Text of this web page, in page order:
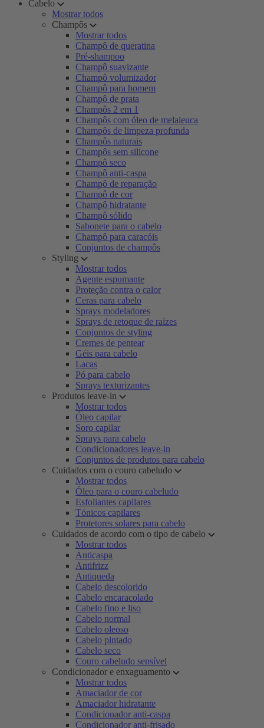
Cabelo
Mostrar todos
Champôs
Mostrar todos
Champô de queratina
Pré-shampoo
Champô suavizante
Champô volumizador
Champô para homem
Champô de prata
Champôs 2 em 1
Champôs com óleo de melaleuca
Champôs de limpeza profunda
Champôs naturais
Champôs sem silicone
Champô seco
Champô anti-caspa
Champô de reparação
Champô de cor
Champô hidratante
Champô sólido
Sabonete para o cabelo
Champô para caracóis
Conjuntos de champôs
Styling
Mostrar todos
Agente espumante
Proteção contra o calor
Ceras para cabelo
Sprays modeladores
Sprays de retoque de raízes
Conjuntos de styling
Cremes de pentear
Géis para cabelo
Lacas
Pó para cabelo
Sprays texturizantes
Produtos leave-in
Mostrar todos
Óleo capilar
Soro capilar
Sprays para cabelo
Condicionadores leave-in
Conjuntos de produtos para cabelo
Cuidados com o couro cabeludo
Mostrar todos
Óleo para o couro cabeludo
Esfoliantes capilares
Tónicos capilares
Protetores solares para cabelo
Cuidados de acordo com o tipo de cabelo
Mostrar todos
Anticaspa
Antifrizz
Antiqueda
Cabelo descolorido
Cabelo encaracolado
Cabelo fino e liso
Cabelo normal
Cabelo oleoso
Cabelo pintado
Cabelo seco
Couro cabeludo sensível
Condicionador e enxaguamento
Mostrar todos
Amaciador de cor
Amaciador hidratante
Condicionador anti-caspa
Condicionador anti-frisado